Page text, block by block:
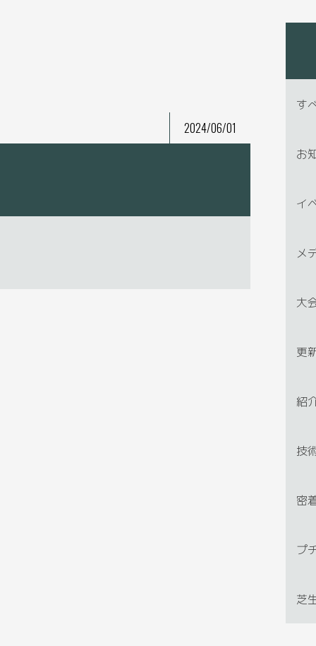
2024/06/01
す
お
イ
メ
大
更
紹
技
密
プ
芝